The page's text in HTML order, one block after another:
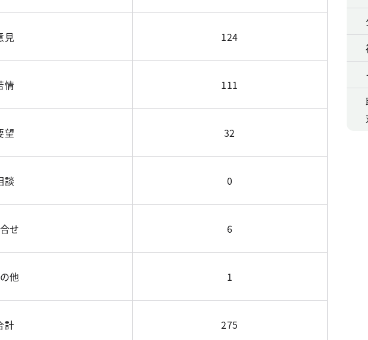
見 124
情 111
望 32
談 0
せ 6
他 1
計 275